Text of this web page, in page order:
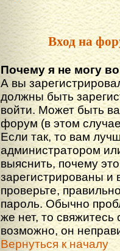
Вход на
Почему я не могу
А вы
должны быть
войти. Может быть
форум (в этом
Если так, то вам
администратором
выяснить, почему
зарегистрированы и
проверьте,
пароль. Обычно
же нет, то
возможно, он
Вернуться к началу